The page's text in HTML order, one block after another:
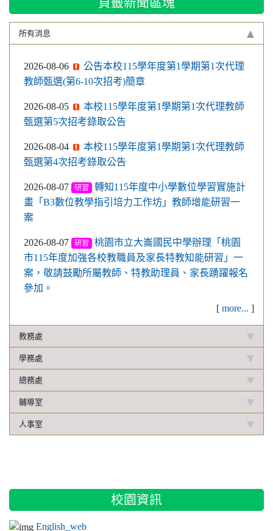
賀！李侑庭同學榮獲「桃園市111年度語文競賽決賽」客語情
賀！陳愛佳同學榮獲「桃園市111年度語文競賽決賽」客語朗
賀！曾子墨同學參加「110年度Cool English資安王」國中偏遠
地區學校組獲獎
賀學生李侑庭、葉欣怡獲得109學年度健康促進學校口腔衛生創意海
報製作比賽全市國中組第一名(指導老師：彭莉娟 )
賀！黃禹嘉老師榮獲109學年客語結合十二年國教校訂課程成果發表-
優良課程方案特優
徐達海校長榮獲「109年度推動客語教學語言獎勵」績優表揚
恭賀本校跆拳隊參加110年全國中等學校運動會 904班 曾嘉豪-
榮獲男子組51公斤級銅牌 803班 沈曼妮-榮獲女子組52公斤級銅牌
賀！本校學生通過109年度原住民族語初級認證共2人(林宗廷/陳正賢)
賀 本校學生通過109年度客語中級認證8人 (何柔頡、顏翊卉、傅莉
芳、温思俞、陳帟彣、蔡旻軒、陳如萍、高子媛 )
賀 本校陳柏安老師榮獲「桃園市109學年度國中社會學習領域素養導
本校榮獲「109年桃園市客語中級暨中高級認證團體報名獎勵」小學
本校榮獲109年「全國中小學客家藝文競賽總決賽」客語口說藝術全
獲「教育部第16屆國家地理知識大競賽環境觀察暨手繪地圖能力測
本校榮獲109年「全國中小學客家藝文競賽北區初賽」 客語口說藝術
特優、客語戲劇特優、客語歌唱表演優等
陳如萍同學榮獲「桃園市109年度語文競賽決賽」客語演說全市第二
所有消息
2026-08-06
公告本校115學年度第1學期第1次代理
教師甄選(第6-10次招考)簡章
2026-08-05
本校115學年度第1學期第1次代理教師
甄選第5次招考錄取公告
2026-08-04
本校115學年度第1學期第1次代理教師
甄選第4次招考錄取公告
2026-08-07 研習
轉知115年度中小學數位學習實施計
畫「B3數位教學指引培力工作坊」教師增能研習一
案
2026-08-07 研習
桃園市立大崙國民中學辦理「桃園
市115年度加強各校教職員及家長特教知能研習」一
案，敬請鼓勵所屬教師、特教助理員、家長踴躍報名
參加。
[ more... ]
教務處
學務處
總務處
輔導室
人事室
::: 校園資訊
English_web